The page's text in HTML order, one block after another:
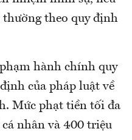
theo quy định
hành chính quy
của pháp luật về
Mức phạt tiền tối đa
nhân và 400 triệu